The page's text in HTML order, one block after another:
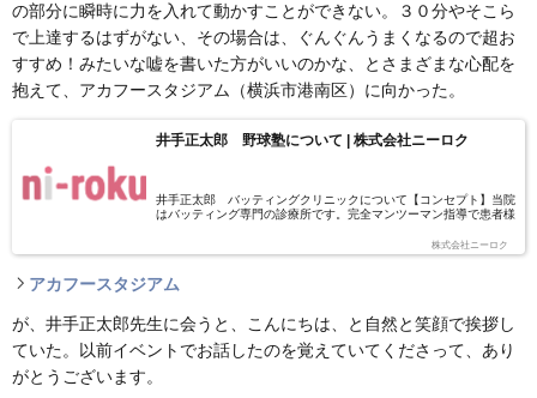
の部分に瞬時に力を入れて動かすことができない。３０分やそこら
で上達するはずがない、その場合は、ぐんぐんうまくなるので超お
すすめ！みたいな嘘を書いた方がいいのかな、とさまざまな心配を
抱えて、アカフースタジアム（横浜市港南区）に向かった。
井手正太郎 野球塾について | 株式会社ニーロク
井手正太郎 バッティングクリニックについて【コンセプト】当院
はバッティング専門の診療所です。完全マンツーマン指導で患者様
す。塾やスクールではないので週に何回来てもいいし、打てるよう
になったら１～２か月期間が空いてもいい。でまた打てなくなった
予約の方どうぞ！
株式会社ニーロク
アカフースタジアム
が、井手正太郎先生に会うと、こんにちは、と自然と笑顔で挨拶し
ていた。以前イベントでお話したのを覚えていてくださって、あり
がとうございます。